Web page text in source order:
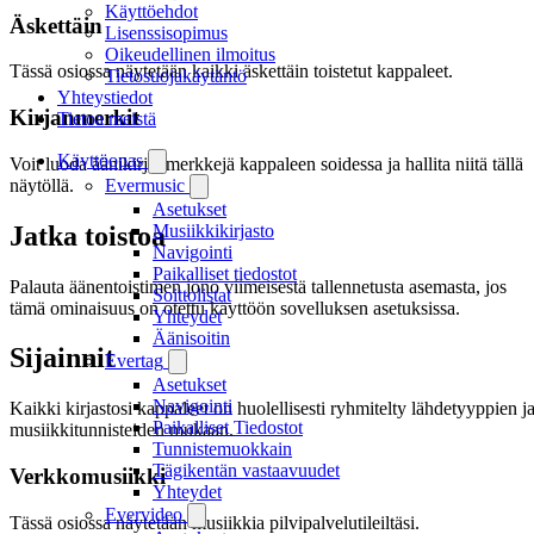
Käyttöehdot
Lisenssisopimus
Oikeudellinen ilmoitus
Tietosuojakäytäntö
Yhteystiedot
Tietoa meistä
Käyttöopas
Evermusic
Asetukset
Musiikkikirjasto
Navigointi
Paikalliset tiedostot
Soittolistat
Yhteydet
Äänisoitin
Evertag
Asetukset
Navigointi
Paikalliset Tiedostot
Tunnistemuokkain
Tägikentän vastaavuudet
Yhteydet
Evervideo
Äskettäin
Tässä osiossa näytetään kaikki äskettäin toistetut kappaleet.
Kirjanmerkit
Voit luoda äänikirjanmerkkejä kappaleen soidessa ja hallita niitä tällä
näytöllä.
Jatka toistoa
Palauta äänentoistimen jono viimeisestä tallennetusta asemasta, jos
tämä ominaisuus on otettu käyttöön sovelluksen asetuksissa.
Sijainnit
Kaikki kirjastosi kappaleet on huolellisesti ryhmitelty lähdetyyppien ja
musiikkitunnisteiden mukaan.
Verkkomusiikki
Tässä osiossa näytetään musiikkia pilvipalvelutileiltäsi.